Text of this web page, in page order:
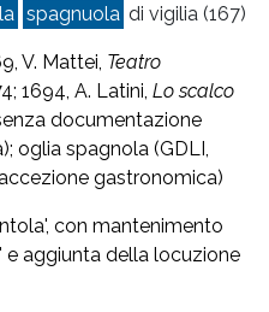
spagnuola di vigilia (167)
V. Mattei, Teatro
1694, A. Latini, Lo scalco
documentazione
oglia spagnola (GDLI,
gastronomica)
con mantenimento
e aggiunta della locuzione